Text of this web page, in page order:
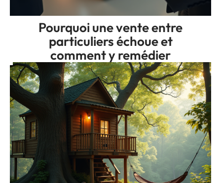
Pourquoi une vente entre
particuliers échoue et
comment y remédier